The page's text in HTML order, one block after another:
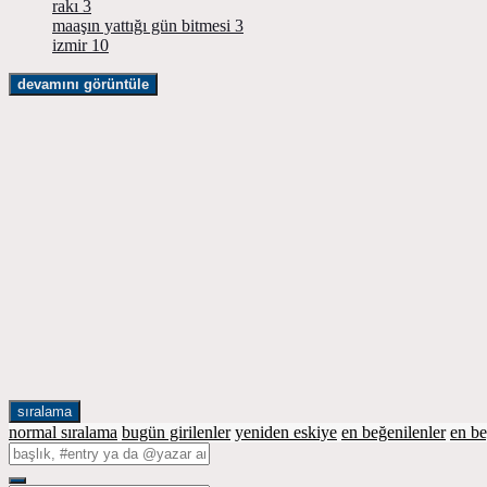
rakı 3
maaşın yattığı gün bitmesi 3
izmir 10
devamını görüntüle
sıralama
normal sıralama bugün girilenler yeniden eskiye en beğenilenler en